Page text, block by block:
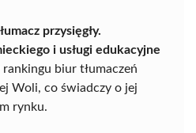
przysięgły.
i usługi edukacyjne
biur tłumaczeń
Woli, co świadczy o jej
rynku.